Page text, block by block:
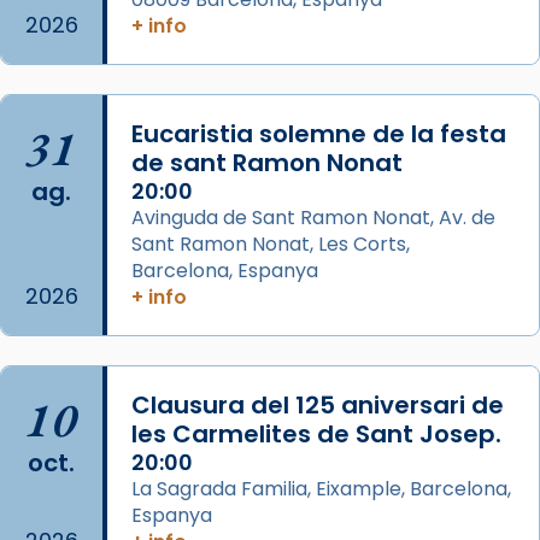
italianitzant; s’interpreta per privilegi
pontifici, amb orquestra i cor, i té una
duració aproximada de tres hores. Després,
processó (recuperada el 1972) al voltant
del temple amb les relíquies de les santes.
Des de 1985 hi participa també un grup de
diablesses amb música i ball propis. Festa
gran a Mataró.
«Si vols saber què és calor, ves per les
Santes a Mataró»🥵.
Photo
View on Facebook · Share
Arquebisbat de Barcelona
2 weeks ago
Jaume, fill de Zebedeu, és juntament amb el
seu germà Joan i Pere un dels que
2026
+ info
31
ag.
2026
Eucaristia solemne de la festa
de sant Ramon Nonat
20:00
Avinguda de Sant Ramon Nonat, Av. de
Sant Ramon Nonat, Les Corts,
Barcelona, Espanya
+ info
10
oct.
Clausura del 125 aniversari de
les Carmelites de Sant Josep.
20:00
La Sagrada Familia, Eixample, Barcelona,
Espanya